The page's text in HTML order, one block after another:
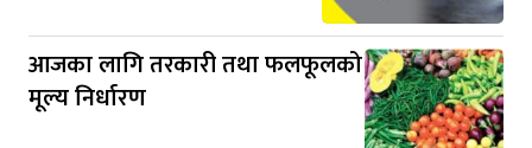
आजका लागि तरकारी तथा फलफूलको
मूल्य निर्धारण